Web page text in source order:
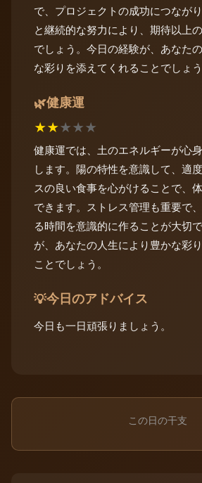
で、プロジェクトの成功につなが
と継続的な努力により、期待以上
でしょう。今日の経験が、あなた
な彩りを添えてくれることでしょう
🌿健康運
★★★★★
健康運では、土のエネルギーが心
します。陽の特性を意識して、適
スの良い食事を心がけることで、
できます。ストレス管理も重要で
る時間を意識的に作ることが大切
が、あなたの人生により豊かな彩
ことでしょう。
💡今日のアドバイス
今日も一日頑張りましょう。
この日の干支